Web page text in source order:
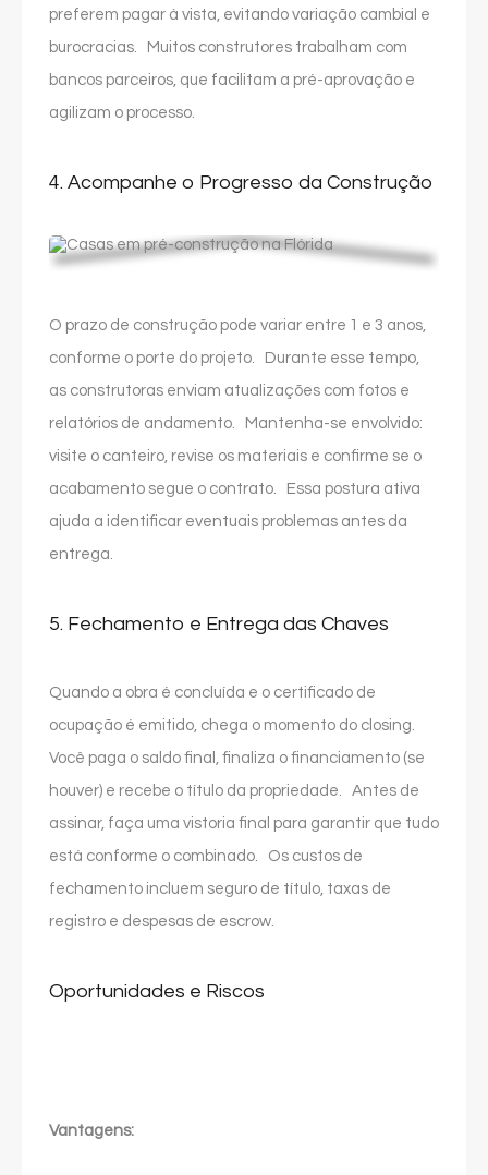
preferem pagar à vista, evitando variação cambial e
burocracias. Muitos construtores trabalham com
bancos parceiros, que facilitam a pré-aprovação e
agilizam o processo.
4. Acompanhe o Progresso da Construção
O prazo de construção pode variar entre 1 e 3 anos,
conforme o porte do projeto. Durante esse tempo,
as construtoras enviam atualizações com fotos e
relatórios de andamento. Mantenha-se envolvido:
visite o canteiro, revise os materiais e confirme se o
acabamento segue o contrato. Essa postura ativa
ajuda a identificar eventuais problemas antes da
entrega.
5. Fechamento e Entrega das Chaves
Quando a obra é concluída e o certificado de
ocupação é emitido, chega o momento do closing.
Você paga o saldo final, finaliza o financiamento (se
houver) e recebe o título da propriedade. Antes de
assinar, faça uma vistoria final para garantir que tudo
está conforme o combinado. Os custos de
fechamento incluem seguro de título, taxas de
registro e despesas de escrow.
Oportunidades e Riscos
Vantagens: